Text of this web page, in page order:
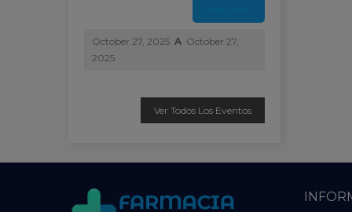
October 27, 2025 A October 27,
2025
Ver Todos Los Eventos